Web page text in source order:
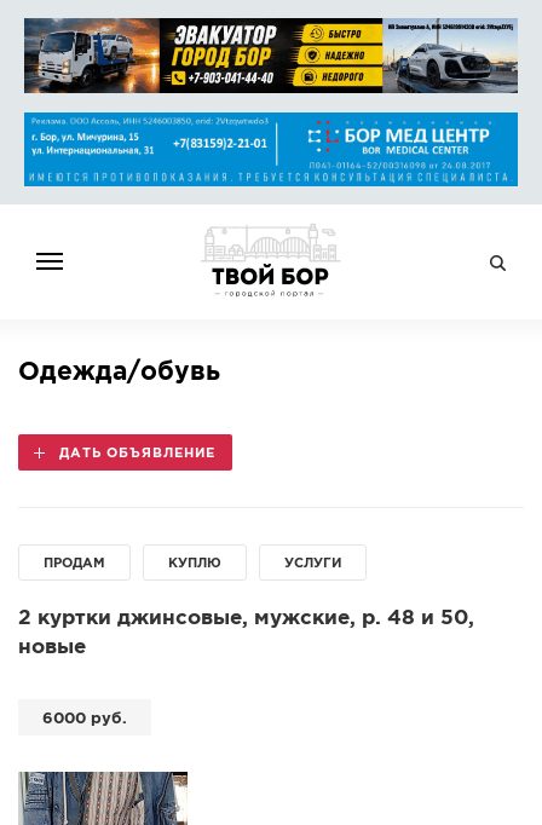
НОВОСТИ
ОБЪЯВЛЕНИЯ
СПРАВКА
ГОЛОСОВАНИЯ
ФОТО
Одежда/обувь
ДАТЬ ОБЪЯВЛЕНИЕ
ПРОДАМ КУПЛЮ УСЛУГИ
2 куртки джинсовые, мужские, р. 48 и 50,
новые
6000 руб.